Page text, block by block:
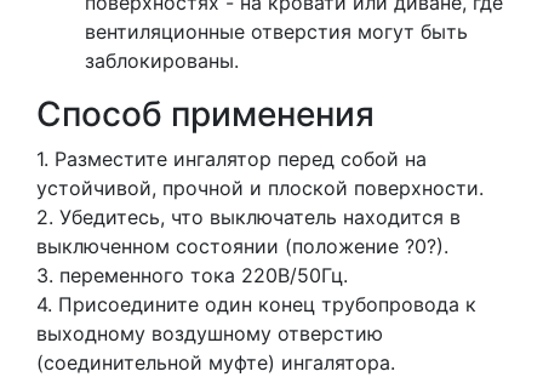
вентиляционные отверстия могут быть
заблокированы.
Способ применения
1. Разместите ингалятор перед собой на
устойчивой, прочной и плоской поверхности.
2. Убедитесь, что выключатель находится в
выключенном состоянии (положение ?0?).
3. переменного тока 220В/50Гц.
4. Присоедините один конец трубопровода к
выходному воздушному отверстию
(соединительной муфте) ингалятора.